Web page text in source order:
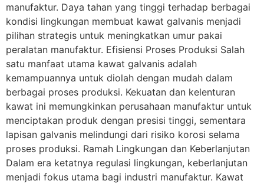
manufaktur. Daya tahan yang tinggi terhadap berbagai
kondisi lingkungan membuat kawat galvanis menjadi
pilihan strategis untuk meningkatkan umur pakai
peralatan manufaktur. Efisiensi Proses Produksi Salah
satu manfaat utama kawat galvanis adalah
kemampuannya untuk diolah dengan mudah dalam
berbagai proses produksi. Kekuatan dan kelenturan
kawat ini memungkinkan perusahaan manufaktur untuk
menciptakan produk dengan presisi tinggi, sementara
lapisan galvanis melindungi dari risiko korosi selama
proses produksi. Ramah Lingkungan dan Keberlanjutan
Dalam era ketatnya regulasi lingkungan, keberlanjutan
menjadi fokus utama bagi industri manufaktur. Kawat